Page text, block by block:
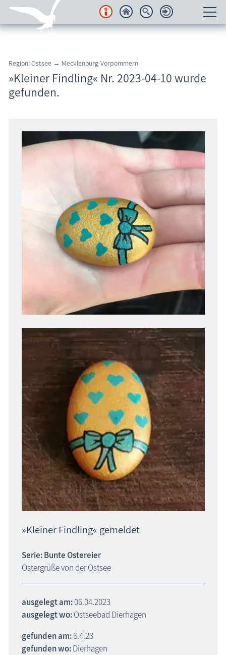
Regionales
Urlaubsorte
Freizeit
Veranstaltungen
Region: Ostsee → Mecklenburg-Vorpommern
»Kleiner Findling« Nr. 2023-04-10 wurde
gefunden.
»Kleiner Findling« gemeldet
Serie: Bunte Ostereier
Ostergrüße von der Ostsee
ausgelegt am:06.04.2023
ausgelegt wo:Ostseebad Dierhagen
gefunden am:6.4.23
gefunden wo:Dierhagen